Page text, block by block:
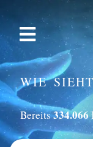
WIE
Bereits334.066